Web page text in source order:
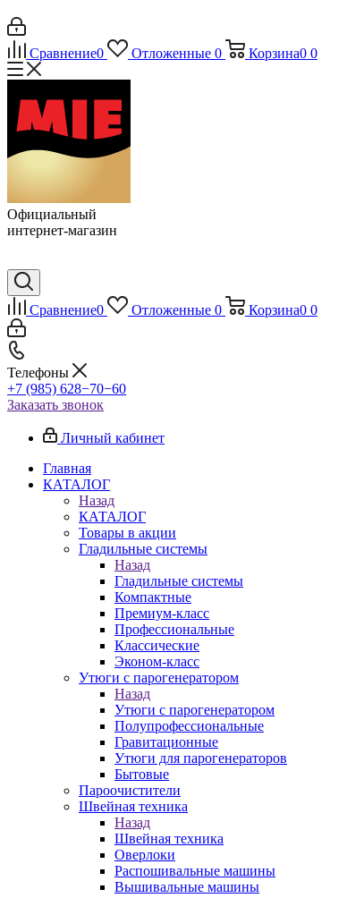
Сравнение0 Отложенные 0 Корзина0 0
Официальный
интернет-магазин
Сравнение0 Отложенные 0 Корзина0 0
Телефоны
+7 (985) 628−70−60
Заказать звонок
Личный кабинет
Главная
КАТАЛОГ
Назад
КАТАЛОГ
Товары в акции
Гладильные системы
Назад
Гладильные системы
Компактные
Премиум-класс
Профессиональные
Классические
Эконом-класс
Утюги с парогенератором
Назад
Утюги с парогенератором
Полупрофессиональные
Гравитационные
Утюги для парогенераторов
Бытовые
Пароочистители
Швейная техника
Назад
Швейная техника
Оверлоки
Распошивальные машины
Вышивальные машины